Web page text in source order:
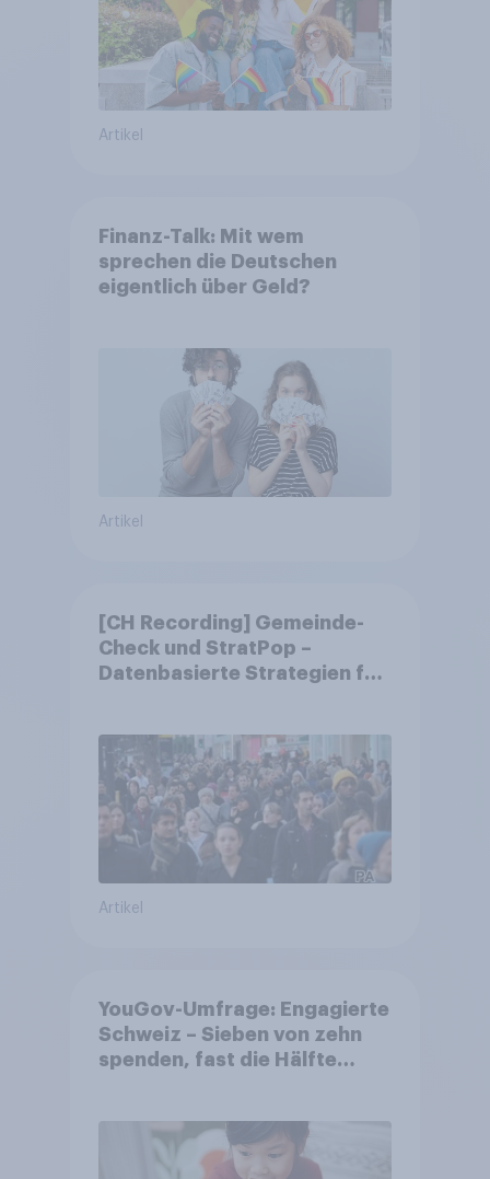
Artikel
Finanz-Talk: Mit wem
sprechen die Deutschen
eigentlich über Geld?
Artikel
[CH Recording] Gemeinde-
Check und StratPop –
Datenbasierte Strategien für
Artikel
YouGov-Umfrage: Engagierte
Schweiz – Sieben von zehn
spenden, fast die Hälfte